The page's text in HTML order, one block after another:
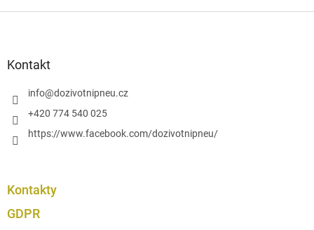
Kontakt
info@dozivotnipneu.cz
+420 774 540 025
https://www.facebook.com/dozivotnipneu/
Kontakty
GDPR